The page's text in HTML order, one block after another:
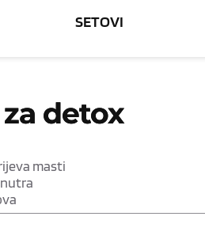
SETOVI
detox
masti